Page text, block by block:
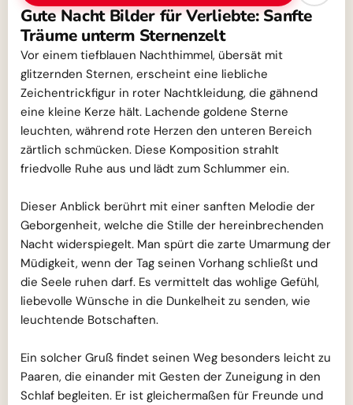
Gute Nacht Bilder für Verliebte: Sanfte
Träume unterm Sternenzelt
Vor einem tiefblauen Nachthimmel, übersät mit
glitzernden Sternen, erscheint eine liebliche
Zeichentrickfigur in roter Nachtkleidung, die gähnend
eine kleine Kerze hält. Lachende goldene Sterne
leuchten, während rote Herzen den unteren Bereich
zärtlich schmücken. Diese Komposition strahlt
friedvolle Ruhe aus und lädt zum Schlummer ein.
Dieser Anblick berührt mit einer sanften Melodie der
Geborgenheit, welche die Stille der hereinbrechenden
Nacht widerspiegelt. Man spürt die zarte Umarmung der
Müdigkeit, wenn der Tag seinen Vorhang schließt und
die Seele ruhen darf. Es vermittelt das wohlige Gefühl,
liebevolle Wünsche in die Dunkelheit zu senden, wie
leuchtende Botschaften.
Ein solcher Gruß findet seinen Weg besonders leicht zu
Paaren, die einander mit Gesten der Zuneigung in den
Schlaf begleiten. Er ist gleichermaßen für Freunde und